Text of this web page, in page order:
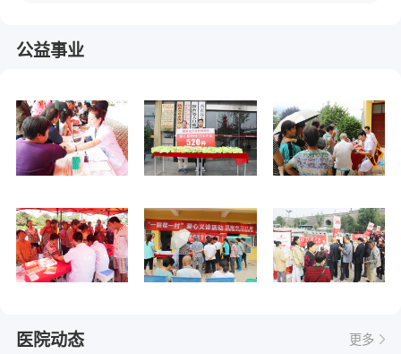
公益事业
医院动态 更多